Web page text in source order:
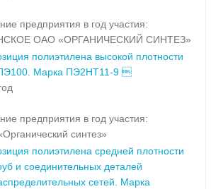
предприятия в год участия:
ОАО «ОРГАНИЧЕСКИЙ СИНТЕЗ»
полиэтилена высокой плотности
Марка ПЭ2НТ11-9 
предприятия в год участия:
синтез»
полиэтилена средней плотности
и соединительных деталей
сетей. Марка